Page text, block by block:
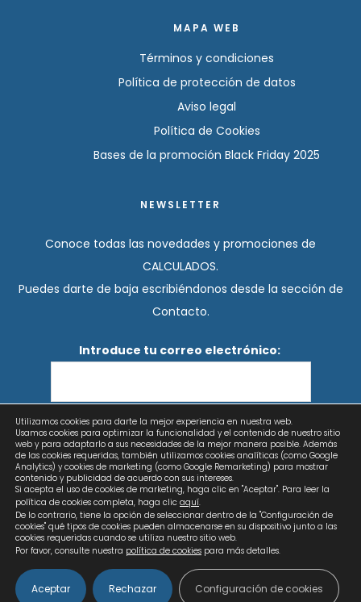
MAPA WEB
Términos y condiciones
Política de protección de datos
Aviso legal
Política de Cookies
Bases de la promoción Black Friday 2025
NEWSLETTER
Conoce todas las novedades y promociones de
CALCULADOS.
Puedes darte de baja escribiéndonos desde la sección de
Contacto.
Introduce tu correo electrónico:
He leído y acepto los términos y condiciones
Utilizamos cookies para darte la mejor experiencia en nuestra web.
Usamos cookies para optimizar la funcionalidad y el contenido de nuestro sitio
web y para adaptarlo a sus necesidades de la mejor manera posible. Además
de las cookies requeridas, también utilizamos cookies analíticas (como Google
Analytics) y cookies de marketing (como Google Remarketing) para mostrar
contenido y publicidad de acuerdo con sus intereses.
Si acepta el uso de cookies de marketing, haga clic en "Aceptar". Para leer la
política de cookies completa, haga clic aquí.
De lo contrario, tiene la opción de seleccionar dentro de la "Configuración de
cookies" qué tipos de cookies pueden almacenarse en su dispositivo junto a las
cookies requeridas cuando se utiliza nuestro sitio web.
Por favor, consulte nuestra política de cookies para más detalles.
Aceptar Rechazar Configuración de cookies